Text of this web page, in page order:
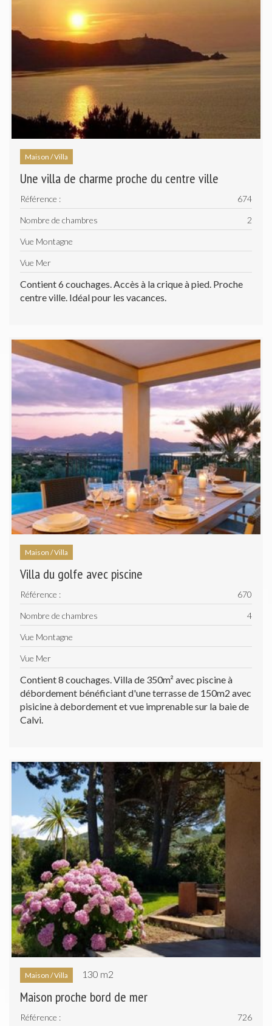
Maison / Villa
Une villa de charme proche du centre ville
Référence : 674
Nombre de chambres 2
Vue Montagne
Vue Mer
Contient 6 couchages. Accès à la crique à pied. Proche
centre ville. Idéal pour les vacances.
Maison / Villa
Villa du golfe avec piscine
Référence : 670
Nombre de chambres 4
Vue Montagne
Vue Mer
Contient 8 couchages. Villa de 350m² avec piscine à
débordement bénéficiant d'une terrasse de 150m2 avec
pisicine à debordement et vue imprenable sur la baie de
Calvi.
Maison / Villa 130 m2
Maison proche bord de mer
Référence : 726